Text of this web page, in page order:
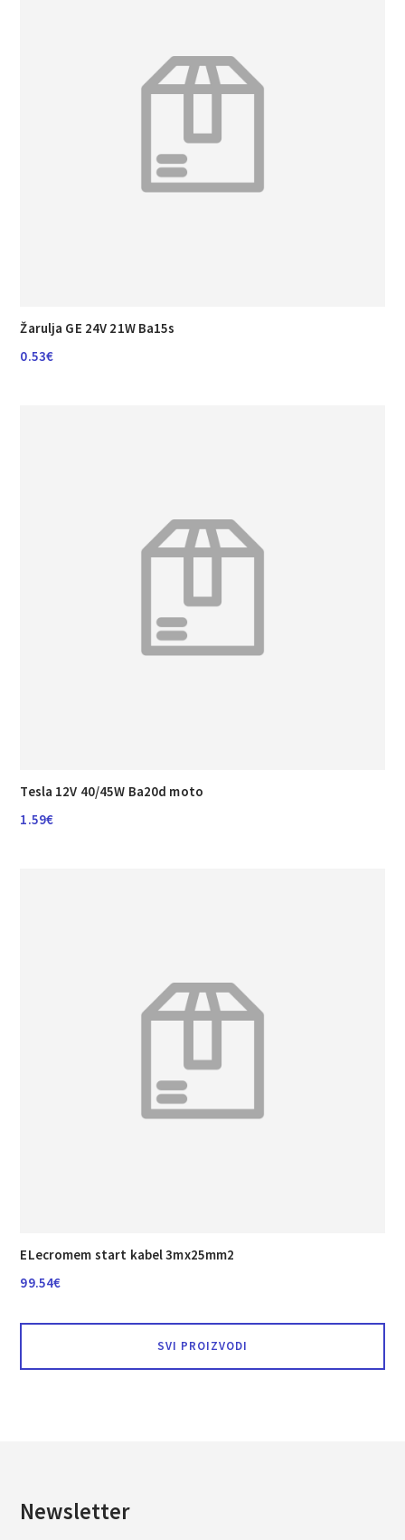
Žarulja GE 24V 21W Ba15s
0.53€
Tesla 12V 40/45W Ba20d moto
1.59€
ELecromem start kabel 3mx25mm2
99.54€
SVI PROIZVODI
Newsletter